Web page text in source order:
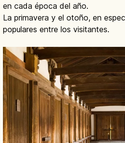
en cada época del año.
La primavera y el otoño, en
populares entre los visitantes.